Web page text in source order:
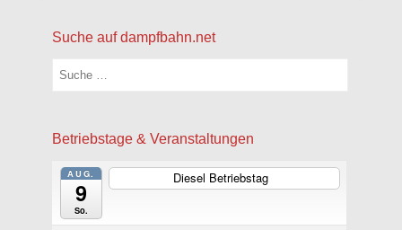
Suche auf dampfbahn.net
Suchen
Betriebstage & Veranstaltungen
AUG.
9
So.
Diesel Betriebstag